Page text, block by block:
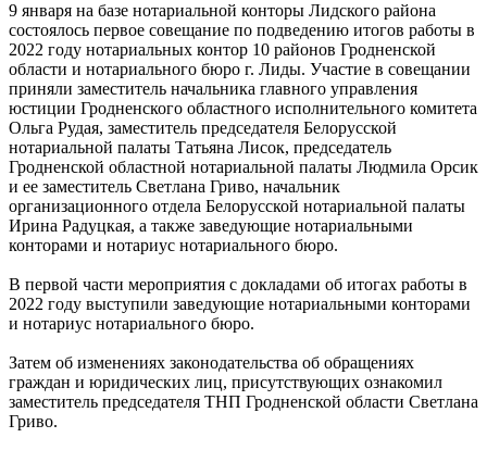
9 января на базе нотариальной конторы Лидского района
состоялось первое совещание по подведению итогов работы в
2022 году нотариальных контор 10 районов Гродненской
области и нотариального бюро г. Лиды. Участие в совещании
приняли заместитель начальника главного управления
юстиции Гродненского областного исполнительного комитета
Ольга Рудая, заместитель председателя Белорусской
нотариальной палаты Татьяна Лисок, председатель
Гродненской областной нотариальной палаты Людмила Орсик
и ее заместитель Светлана Гриво, начальник
организационного отдела Белорусской нотариальной палаты
Ирина Радуцкая, а также заведующие нотариальными
конторами и нотариус нотариального бюро.
В первой части мероприятия с докладами об итогах работы в
2022 году выступили заведующие нотариальными конторами
и нотариус нотариального бюро.
Затем об изменениях законодательства об обращениях
граждан и юридических лиц, присутствующих ознакомил
заместитель председателя ТНП Гродненской области Светлана
Гриво.